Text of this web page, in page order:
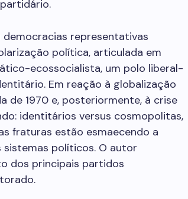
democracias representativas
política, articulada em
ecossocialista, um polo liberal-
Em reação à globalização
de 1970 e, posteriormente, à crise
identitários versus cosmopolitas,
fraturas estão esmaecendo a
políticos. O autor
dos principais partidos